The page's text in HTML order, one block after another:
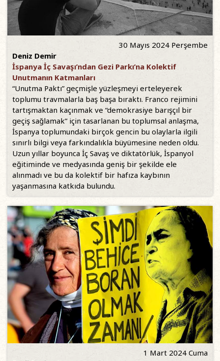
30 Mayıs 2024 Perşembe
Deniz Demir
İspanya İç Savaşı’ndan Gezi Parkı’na Kolektif
Unutmanın Katmanları
“Unutma Paktı” geçmişle yüzleşmeyi erteleyerek
toplumu travmalarla baş başa bıraktı. Franco rejimini
tartışmaktan kaçınmak ve “demokrasiye barışçıl bir
geçiş sağlamak” için tasarlanan bu toplumsal anlaşma,
İspanya toplumundaki birçok gencin bu olaylarla ilgili
sınırlı bilgi veya farkındalıkla büyümesine neden oldu.
Uzun yıllar boyunca İç Savaş ve diktatörlük, İspanyol
eğitiminde ve medyasında geniş bir şekilde ele
alınmadı ve bu da kolektif bir hafıza kaybının
yaşanmasına katkıda bulundu.
1 Mart 2024 Cuma